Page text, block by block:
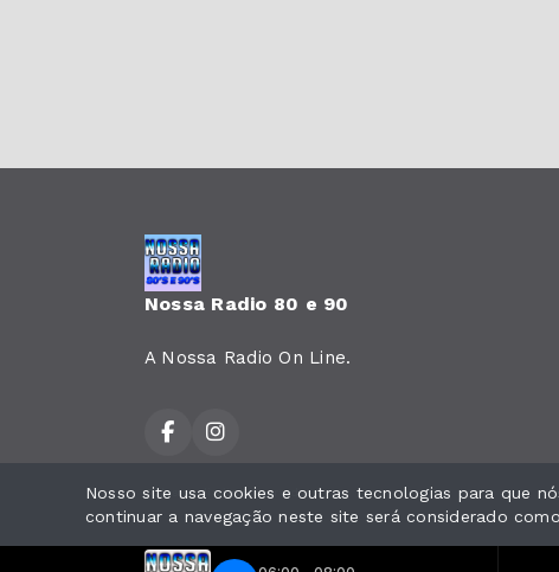
Nossa Radio 80 e 90
A Nossa Radio On Line.
Todos os direitos reservados.
Nosso site usa cookies e outras tecnologias para que
continuar a navegação neste site será considerado